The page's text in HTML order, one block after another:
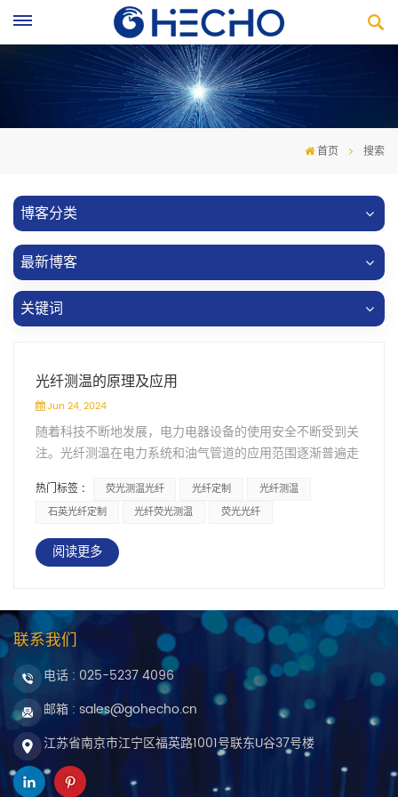
首页 搜索
博客分类
最新博客
关键词
光纤测温的原理及应用
Jun 24, 2024
随着科技不断地发展，电力电器设备的使用安全不断受到关
注。光纤测温在电力系统和油气管道的应用范围逐渐普遍走
下面就来给大家介绍下荧光光纤测温原理、分布式光纤测温
原理、光纤光栅测温原理 。光纤测温不仅可以应用在电力、
石油石化领域， 还在科研实验领域得到使用。 基于荧光寿
命的光纤温度测温，一般来说，荧光物质分子外层电子都处
基态，但是会有能量不断辐射，从而产生荧光。针对其具体
的测温，是在入射光消失开始，其物质表面的温度同荧光余
晖衰减本身存在关联，其所谓的余晖衰减，实际上就是荧光
寿命。而荧光寿命的长度和温度高低有着直接的关系。在荧
光物质温度确定之后，实际的余晖保持时间就是寿命，其本
身和电流信号是单调关系。所以，通过特性曲线，就可以选
择对应的材料作为探头，通过检测的电流值和时间支架的相
互关系，就可以将表面温度明确，进而将监测点温度确定。
热门标签 : 荧光测温光纤 光纤定制
光纤测温
石英光纤定制
光纤荧光测温 荧光光纤
阅读更多
联系我们
电话 : 025-5237 4096
邮箱 : sales@gohecho.cn
江苏省南京市江宁区福英路1001号联东U谷37号楼